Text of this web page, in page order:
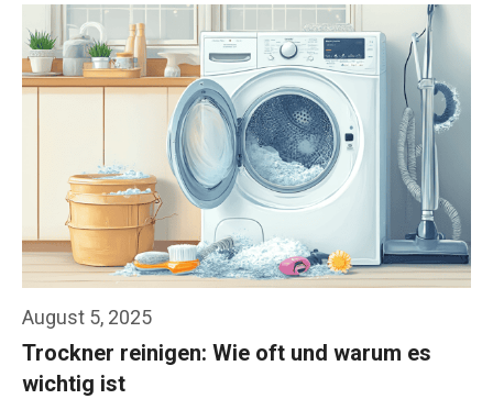
August 5, 2025
Trockner reinigen: Wie oft und warum es
wichtig ist